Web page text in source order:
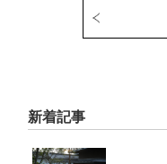
新着記事